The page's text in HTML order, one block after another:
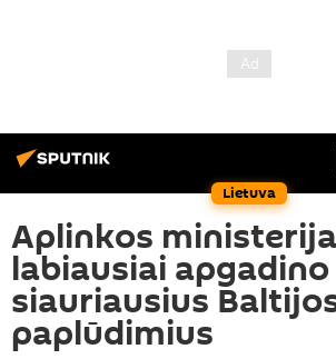
Lietuva
Aplinkos
labiausiai apgadino
siauriausius
paplūdimius